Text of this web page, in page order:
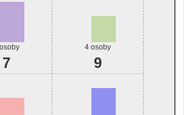
7
4 osoby
9